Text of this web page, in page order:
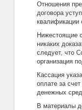
Отношения
договора
квалификации
Нижестоящие
никаких
следует, что
организация
Кассация
оплате за
денежных
В материалы